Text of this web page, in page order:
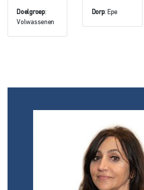
Doelgroep:
Volwassenen
Dorp: Epe